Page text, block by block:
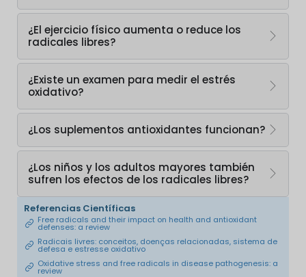
¿El ejercicio físico aumenta o reduce los
radicales libres?
¿Existe un examen para medir el estrés
oxidativo?
¿Los suplementos antioxidantes funcionan?
¿Los niños y los adultos mayores también
sufren los efectos de los radicales libres?
Referencias Científicas
Free radicals and their impact on health and antioxidant
defenses: a review
Radicais livres: conceitos, doenças relacionadas, sistema de
defesa e estresse oxidativo
Oxidative stress and free radicals in disease pathogenesis: a
review